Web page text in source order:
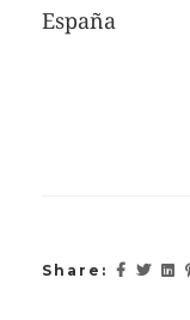
España
Share: